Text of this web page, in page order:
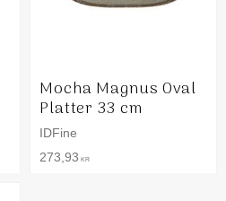
Mocha Magnus Oval
Platter 33 cm
IDFine
273,93 KR